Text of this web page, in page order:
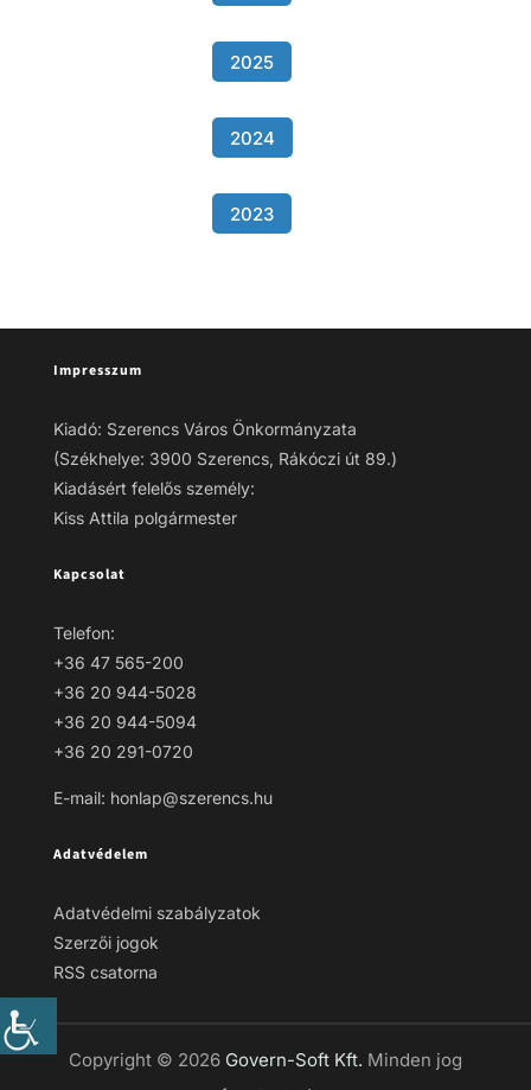
2025
2024
2023
Impresszum
Kiadó: Szerencs Város Önkormányzata
(Székhelye: 3900 Szerencs, Rákóczi út 89.)
Kiadásért felelős személy:
Kiss Attila polgármester
Kapcsolat
Telefon:
+36 47 565-200
+36 20 944-5028
+36 20 944-5094
+36 20 291-0720
E-mail: honlap@szerencs.hu
Adatvédelem
Adatvédelmi szabályzatok
Szerzői jogok
RSS csatorna
Copyright © 2026 Govern-Soft Kft. Minden jog